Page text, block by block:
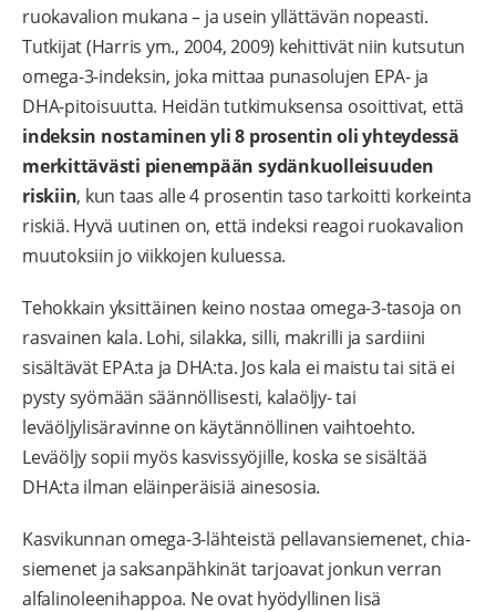
ruokavalion mukana – ja usein yllättävän nopeasti.
Tutkijat (Harris ym., 2004, 2009) kehittivät niin kutsutun
omega-3-indeksin, joka mittaa punasolujen EPA- ja
DHA-pitoisuutta. Heidän tutkimuksensa osoittivat, että
indeksin nostaminen yli 8 prosentin oli yhteydessä
merkittävästi pienempään sydänkuolleisuuden
riskiin, kun taas alle 4 prosentin taso tarkoitti korkeinta
riskiä. Hyvä uutinen on, että indeksi reagoi ruokavalion
muutoksiin jo viikkojen kuluessa.
Tehokkain yksittäinen keino nostaa omega-3-tasoja on
rasvainen kala. Lohi, silakka, silli, makrilli ja sardiini
sisältävät EPA:ta ja DHA:ta. Jos kala ei maistu tai sitä ei
pysty syömään säännöllisesti, kalaöljy- tai
leväöljylisäravinne on käytännöllinen vaihtoehto.
Leväöljy sopii myös kasvissyöjille, koska se sisältää
DHA:ta ilman eläinperäisiä ainesosia.
Kasvikunnan omega-3-lähteistä pellavansiemenet, chia-
siemenet ja saksanpähkinät tarjoavat jonkun verran
alfalinoleenihappoa. Ne ovat hyödyllinen lisä